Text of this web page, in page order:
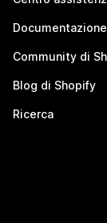
Documentazione
Community di
Blog di Shopify
Ricerca